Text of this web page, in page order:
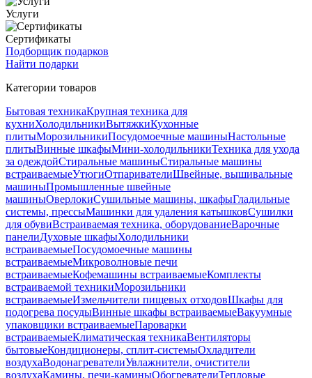
Услуги
Сертификаты
Подборщик подарков
Найти подарки
Категории товаров
Бытовая техникаКрупная техника для
кухниХолодильникиВытяжкиКухонные
плитыМорозильникиПосудомоечные машиныНастольные
плитыВинные шкафыМини-холодильникиТехника для ухода
за одеждойСтиральные машиныСтиральные машины
встраиваемыеУтюгиОтпаривателиШвейные, вышивальные
машиныПромышленные швейные
машиныОверлокиСушильные машины, шкафыГладильные
системы, прессыМашинки для удаления катышковСушилки
для обувиВстраиваемая техника, оборудованиеВарочные
панелиДуховые шкафыХолодильники
встраиваемыеПосудомоечные машины
встраиваемыеМикроволновые печи
встраиваемыеКофемашины встраиваемыеКомплекты
встраиваемой техникиМорозильники
встраиваемыеИзмельчители пищевых отходовШкафы для
подогрева посудыВинные шкафы встраиваемыеВакуумные
упаковщики встраиваемыеПароварки
встраиваемыеКлиматическая техникаВентиляторы
бытовыеКондиционеры, сплит-системыОхладители
воздухаВодонагревателиУвлажнители, очистители
воздухаКамины, печи-каминыОбогревателиТепловые